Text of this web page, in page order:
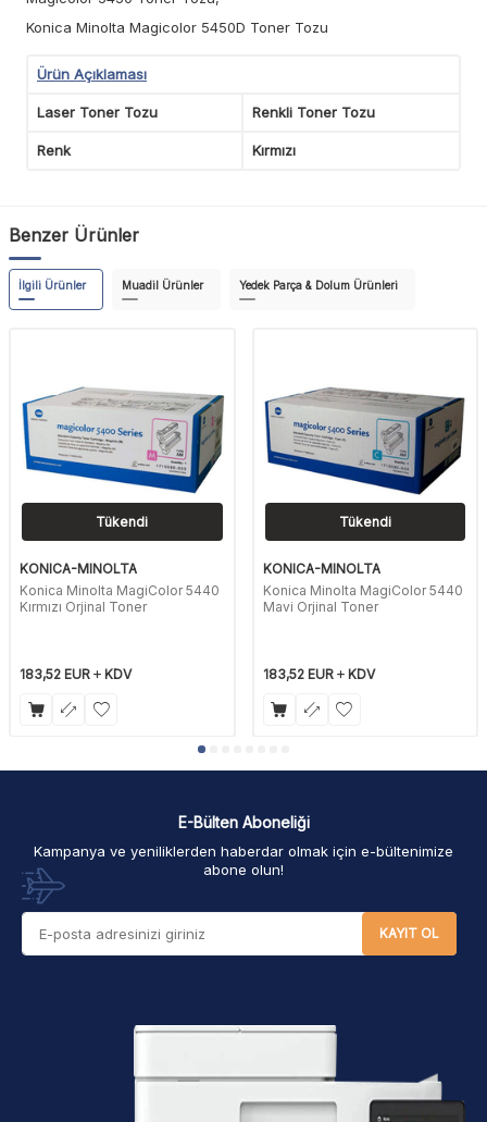
Konica Minolta Magicolor 5450D Toner Tozu
Ürün Açıklaması
Laser Toner Tozu Renkli Toner Tozu
Renk Kırmızı
Benzer Ürünler
İlgili Ürünler Muadil Ürünler Yedek Parça & Dolum Ürünleri
Tükendi
KONICA-MINOLTA
Konica Minolta MagiColor 5440
Kırmızı Orjinal Toner
183,52 EUR KDV
Tükendi
KONICA-MINOLTA
Konica Minolta MagiColor 5440
Mavi Orjinal Toner
183,52EUR KDV
E-Bülten Aboneliği
Kampanya ve yeniliklerden haberdar olmak için e-bültenimize
abone olun!
KAYIT OL